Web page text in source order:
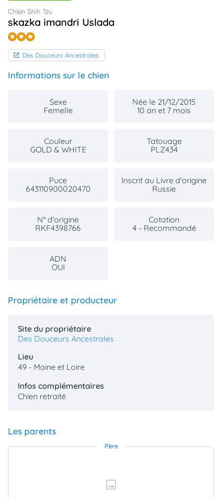
Connexion
Chien Shih Tzu
skazka imandri Uslada
Des Douceurs Ancestrales
Informations sur le chien
Sexe
Femelle
Née le 21/12/2015
10 an et 7 mois
Couleur
GOLD & WHITE
Tatouage
PLZ434
Puce
643110900020470
Inscrit au Livre d'origine
Russie
N° d'origine
RKF4398766
Cotation
4 - Recommandé
ADN
OUI
Propriétaire et producteur
Site du propriétaire
Des Douceurs Ancestrales
Lieu
49 - Maine et Loire
Infos complémentaires
Chien retraité
Les parents
Père